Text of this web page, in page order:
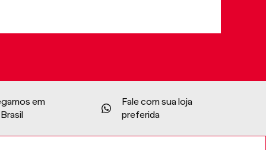
em
Fale com sua loja
preferida